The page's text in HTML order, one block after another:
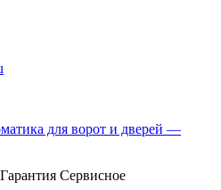
для ворот и дверей —
Сервисное